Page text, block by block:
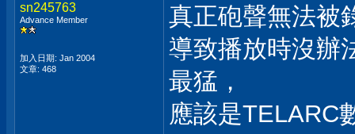
sn245763
Advance Member
加入日期: Jan 2004
文章: 468
真正砲聲無法被
導致播放時沒辦
最猛，
應該是TELARC